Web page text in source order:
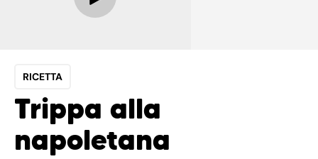
RICETTA
Trippa alla
napoletana